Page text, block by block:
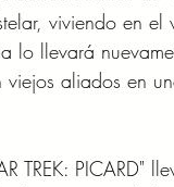
viviendo en el
lo llevará
aliados en
TREK: PICARD"